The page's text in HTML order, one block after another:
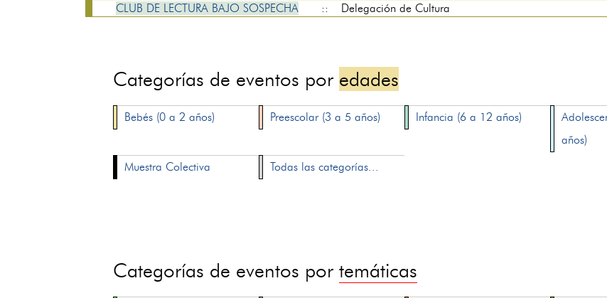
CLUB DE LECTURA BAJO SOSPECHA
:: Delegación de Cultura
Categorías de eventos por edades
Bebés (0 a 2 años) Preescolar (3 a 5 años) Infancia (6 a 12 años)
años)
Muestra Colectiva
Todas las categorías...
Categorías de eventos portemáticas